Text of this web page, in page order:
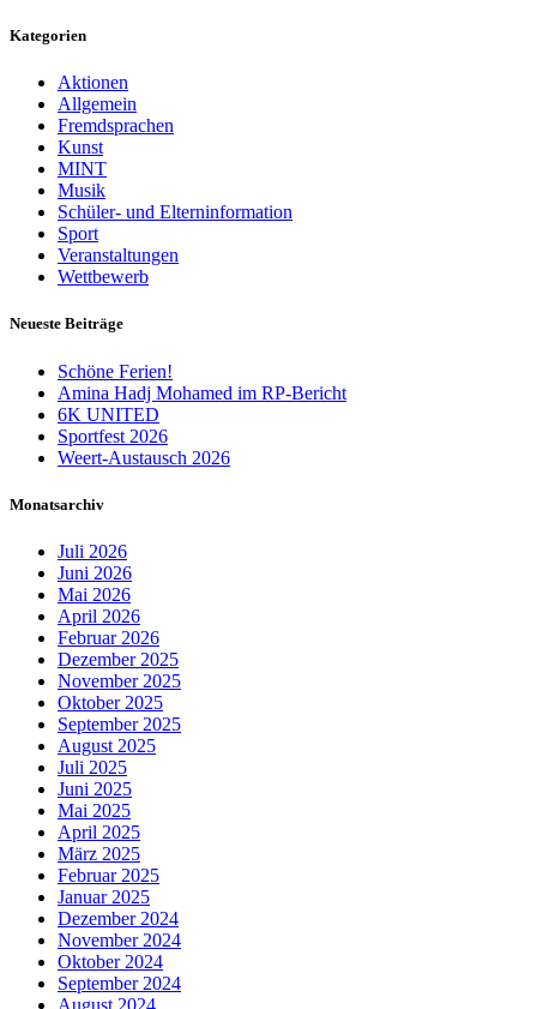
Kategorien
Aktionen
Allgemein
Fremdsprachen
Kunst
MINT
Musik
Schüler- und Elterninformation
Sport
Veranstaltungen
Wettbewerb
Neueste Beiträge
Schöne Ferien!
Amina Hadj Mohamed im RP-Bericht
6K UNITED
Sportfest 2026
Weert-Austausch 2026
Monatsarchiv
Juli 2026
Juni 2026
Mai 2026
April 2026
Februar 2026
Dezember 2025
November 2025
Oktober 2025
September 2025
August 2025
Juli 2025
Juni 2025
Mai 2025
April 2025
März 2025
Februar 2025
Januar 2025
Dezember 2024
November 2024
Oktober 2024
September 2024
August 2024